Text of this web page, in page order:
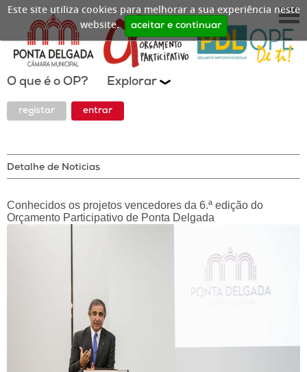
Este site utiliza cookies para melhorar a sua experiência neste
website.
aceitar e continuar
O que é o OP? Explorar
registar entrar
Detalhe de Noticias
Conhecidos os projetos vencedores da 6.ª edição do
Orçamento Participativo de Ponta Delgada